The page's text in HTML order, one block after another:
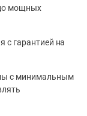
мощных
с гарантией на
с минимальным